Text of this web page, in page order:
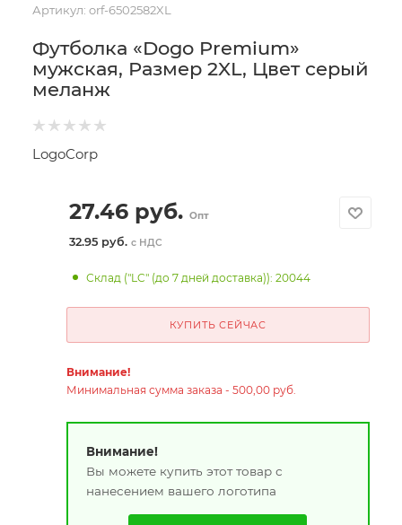
Артикул: orf-6502582XL
Футболка «Dogo Premium»
мужская, Размер 2XL, Цвет серый
меланж
LogoCorp
27.46руб. Опт
32.95 руб. с НДС
Склад ("LC" (до 7 дней доставка)): 20044
КУПИТЬ СЕЙЧАС
Внимание!
Минимальная сумма заказа - 500,00 руб.
Внимание!
Вы можете купить этот товар с
нанесением вашего логотипа